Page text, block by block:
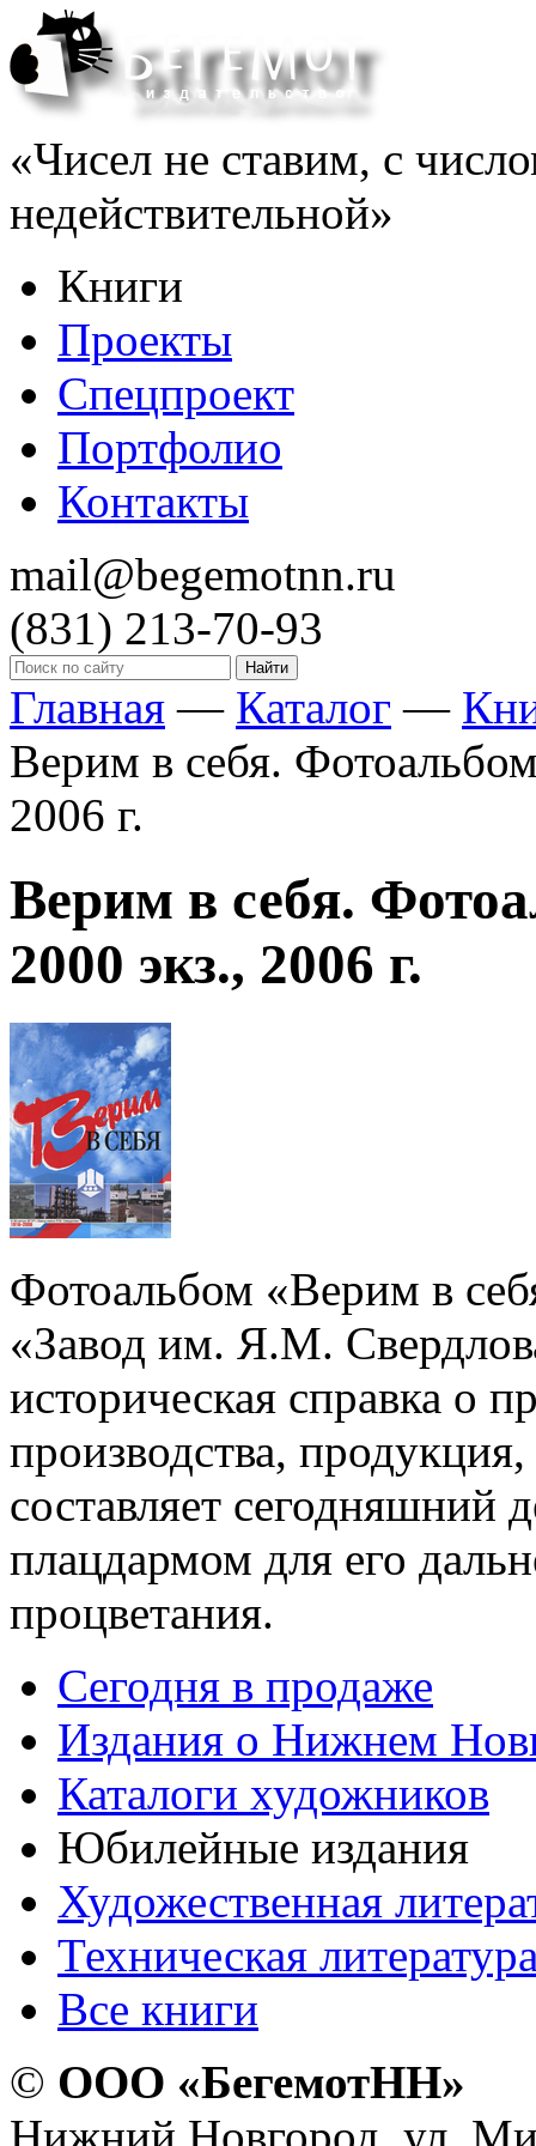
«Чисел не ставим, с
недействительной»
Книги
Проекты
Спецпроект
Портфолио
Контакты
mail@begemotnn.ru
(831) 213-70-93
Главная — Каталог —
Верим в себя.
2006 г.
Верим в себя.
2000 экз., 2006 г.
Фотоальбом «Верим в
«Завод им. Я.М.
историческая справка о
производства,
составляет сегодняшний
плацдармом для его
процветания.
Сегодня в продаже
Издания о Нижнем
Каталоги художников
Юбилейные издания
Художественная
Техническая
Все книги
© ООО «БегемотНН»
Нижний Новгород, ул.